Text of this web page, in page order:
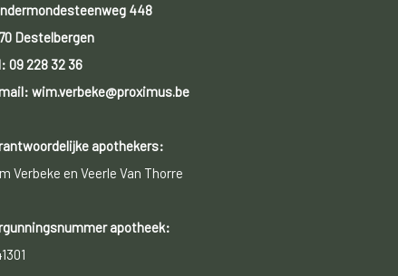
448
Destelbergen
09 228 32 36
wim.verbeke@proximus.be
apothekers:
Verbeke en Veerle Van Thorre
apotheek: